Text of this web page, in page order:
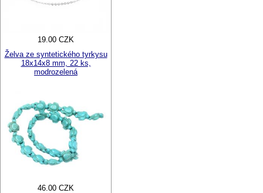
19.00 CZK
Želva ze syntetického tyrkysu
18x14x8 mm, 22 ks,
modrozelená
46.00 CZK